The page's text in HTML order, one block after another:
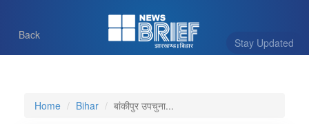
Stay Updated
Back
Home Bihar बांकीपुर उपचुना...